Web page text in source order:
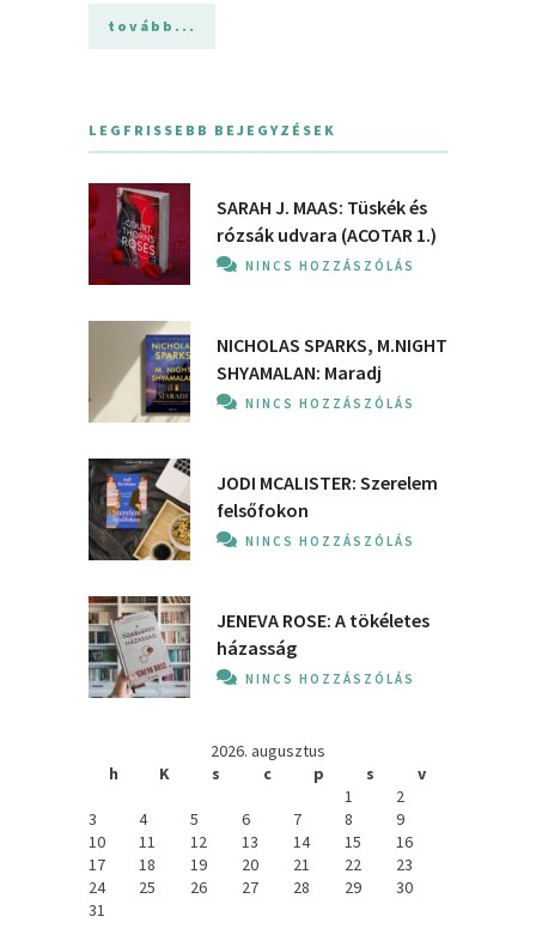
tovább...
LEGFRISSEBB BEJEGYZÉSEK
SARAH J. MAAS: Tüskék és
rózsák udvara (ACOTAR 1.)
NINCS HOZZÁSZÓLÁS
NICHOLAS SPARKS, M.NIGHT
SHYAMALAN: Maradj
NINCS HOZZÁSZÓLÁS
JODI MCALISTER: Szerelem
felsőfokon
NINCS HOZZÁSZÓLÁS
JENEVA ROSE: A ​tökéletes
házasság
NINCS HOZZÁSZÓLÁS
2026. augusztus
h
K s c p s
v
1
2
3
4 5 6 7 8
9
10
11 12 13 14 15
16
17
18 19 20 21 22
23
24
25 26 27 28 29
30
31